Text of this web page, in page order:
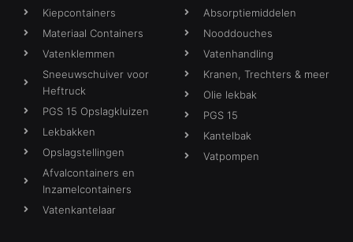
Kiepcontainers
Materiaal Containers
Vatenklemmen
Sneeuwschuiver voor
Heftruck
PGS 15 Opslagkluizen
Lekbakken
Opslagstellingen
Afvalcontainers en
Inzamelcontainers
Vatenkantelaar
Absorptiemiddelen
Nooddouches
Vatenhandling
Kranen, Trechters & meer
Olie lekbak
PGS 15
Kantelbak
Vatpompen